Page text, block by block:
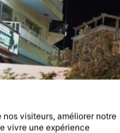
visiteurs, améliorer notre
vivre une expérience